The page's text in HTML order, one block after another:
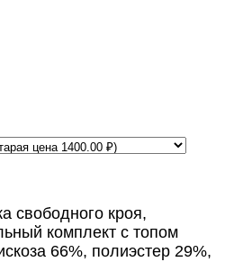
свободного кроя,
комплект с топом
66%, полиэстер 29%,